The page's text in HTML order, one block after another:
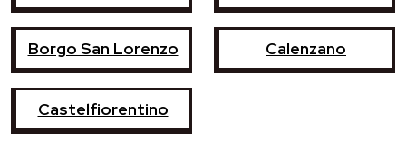
Borgo San Lorenzo Calenzano
Castelfiorentino